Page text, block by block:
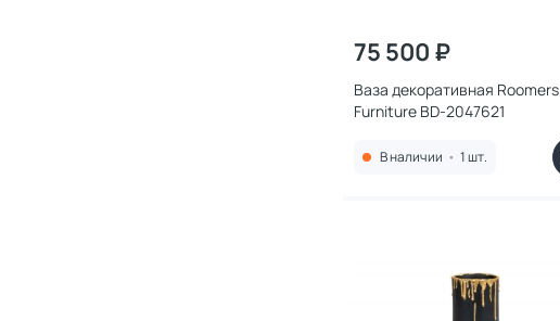
75 500 ₽
Ваза декоративная Roomers
Furniture BD-2047621
В наличии • 1 шт.